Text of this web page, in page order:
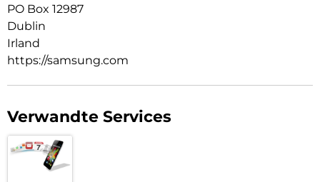
PO Box 12987
Dublin
Irland
https://samsung.com
Verwandte Services